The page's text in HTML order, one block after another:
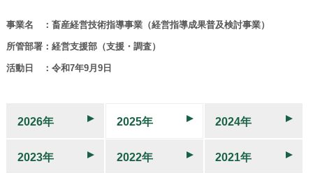
事業名 ：畜産経営技術指導事業（経営指導成果普及検討事業）
所管部署：経営支援部（支援・調査）
活動日 ：令和7年9月9日
2026年 2025年 2024年
2023年 2022年 2021年